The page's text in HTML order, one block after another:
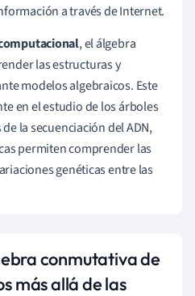
a través de Internet.
, el álgebra
las estructuras y
modelos algebraicos. Este
en el estudio de los árboles
la secuenciación del ADN,
permiten comprender las
genéticas entre las
conmutativa de
más allá de las